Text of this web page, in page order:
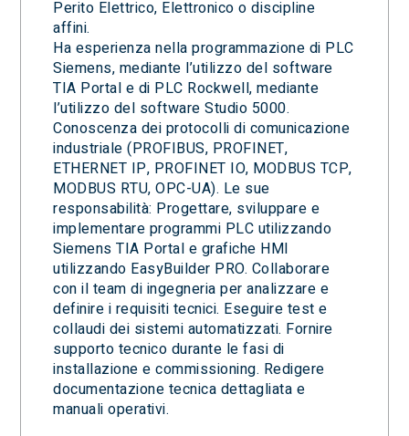
Perito Elettrico, Elettronico o discipline
affini.
Ha esperienza nella programmazione di PLC
Siemens, mediante l’utilizzo del software
TIA Portal e di PLC Rockwell, mediante
l’utilizzo del software Studio 5000.
Conoscenza dei protocolli di comunicazione
industriale (PROFIBUS, PROFINET,
ETHERNET IP, PROFINET IO, MODBUS TCP,
MODBUS RTU, OPC-UA). Le sue
responsabilità: Progettare, sviluppare e
implementare programmi PLC utilizzando
Siemens TIA Portal e grafiche HMI
utilizzando EasyBuilder PRO. Collaborare
con il team di ingegneria per analizzare e
definire i requisiti tecnici. Eseguire test e
collaudi dei sistemi automatizzati. Fornire
supporto tecnico durante le fasi di
installazione e commissioning. Redigere
documentazione tecnica dettagliata e
manuali operativi.